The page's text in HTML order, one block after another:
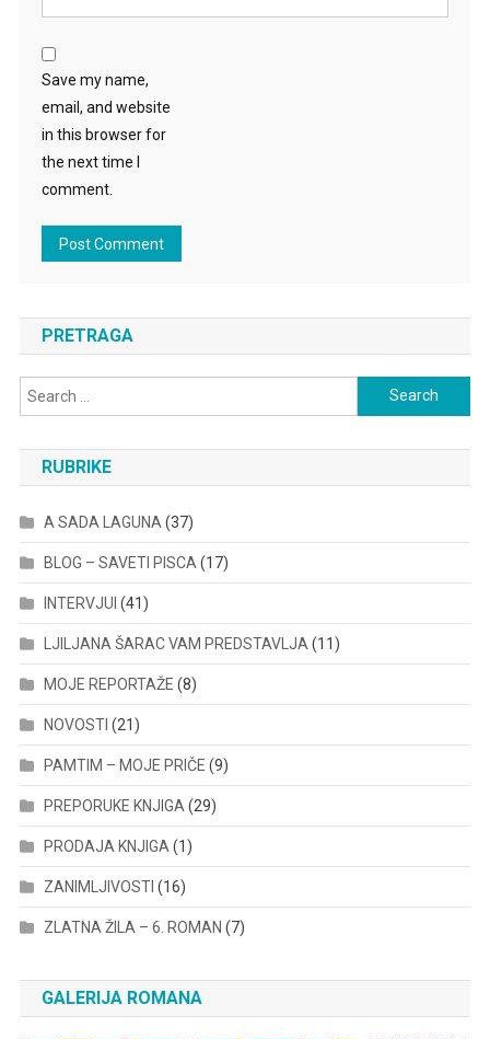
Save my name,
email, and website
in this browser for
the next time I
comment.
PRETRAGA
Search
for:
RUBRIKE
A SADA LAGUNA (37)
BLOG – SAVETI PISCA (17)
INTERVJUI (41)
LJILJANA ŠARAC VAM PREDSTAVLJA (11)
MOJE REPORTAŽE (8)
NOVOSTI (21)
PAMTIM – MOJE PRIČE (9)
PREPORUKE KNJIGA (29)
PRODAJA KNJIGA (1)
ZANIMLJIVOSTI (16)
ZLATNA ŽILA – 6. ROMAN (7)
GALERIJA ROMANA